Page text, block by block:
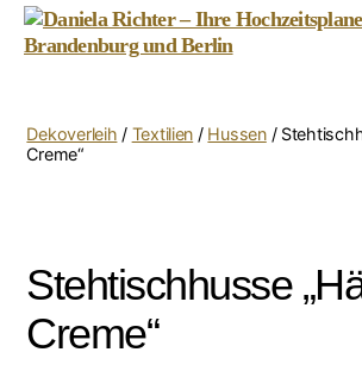
-
Ihre
Berlin
Dekoverleih / Textilien / Hussen/
Creme“
Stehtischhusse
Creme“